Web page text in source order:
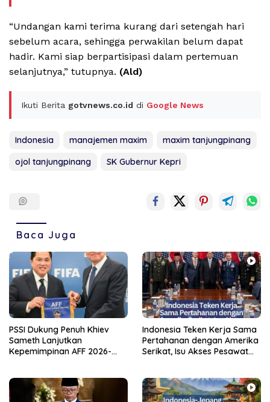
“Undangan kami terima kurang dari setengah hari
sebelum acara, sehingga perwakilan belum dapat
hadir. Kami siap berpartisipasi dalam pertemuan
selanjutnya,” tutupnya. (Ald)
Ikuti Berita gotvnews.co.id di Google News
Indonesia manajemen maxim
maxim tanjungpinang
ojol tanjungpinang
SK Gubernur Kepri
Baca Juga
PSSI Dukung Penuh Khiev
Sameth Lanjutkan
Kepemimpinan AFF 2026-
Indonesia Teken Kerja Sama
Pertahanan dengan Amerika
Serikat, Isu Akses Pesawat